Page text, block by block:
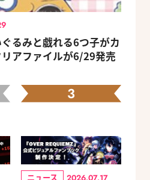
ぐるみと戯れる6つ子がカ
アファイルが6/29発売
3
ニュース 2026.07.17